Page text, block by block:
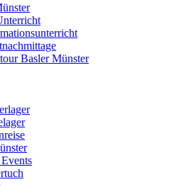
Basler Münster